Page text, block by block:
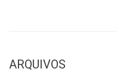
ARQUIVOS